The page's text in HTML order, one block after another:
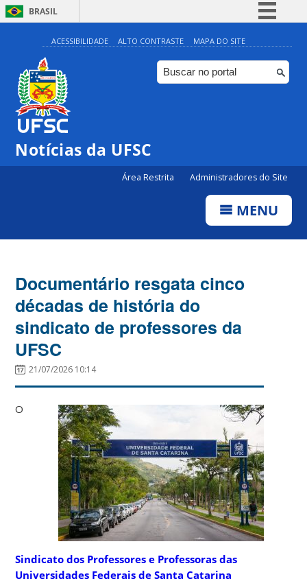
BRASIL
Simplifique!
Comunica BR
Participe
ACESSIBILIDADE ALTO CONTRASTE MAPA DO SITE
Notícias da UFSC
Área Restrita Administradores do Site
MENU
Documentário resgata cinco
décadas de história do
sindicato de professores da
UFSC
21/07/2026 10:14
O
Sindicato dos Professores e Professoras das
Universidades Federais de Santa Catarina